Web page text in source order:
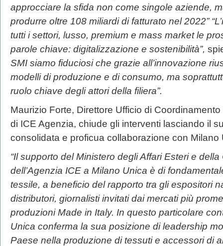
approcciare la sfida non come singole aziende,
produrre oltre 108 miliardi di fatturato nel 2022”
tutti i settori, lusso, premium e mass market le
parole chiave: digitalizzazione e sostenibilità”,
SMI siamo fiduciosi che grazie all’innovazione
modelli di produzione e di consumo, ma
ruolo chiave degli attori della filiera”.
Maurizio Forte, Direttore Ufficio di
di ICE Agenzia, chiude gli interventi lasciando il
consolidata e proficua collaborazione con Milano
“Il supporto del Ministero degli Affari Esteri e
dell’Agenzia ICE a Milano Unica è di
tessile, a beneficio del rapporto tra gli espositori
distributori, giornalisti invitati dai mercati più
produzioni Made in Italy. In questo particolare
Unica conferma la sua posizione di leadership
Paese nella produzione di tessuti e accessori di